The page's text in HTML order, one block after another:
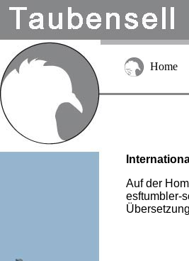
Home
Auf der
esftumbler-